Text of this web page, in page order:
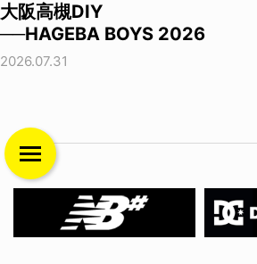
大阪高槻DIY
──HAGEBA BOYS 2026
2026.07.31